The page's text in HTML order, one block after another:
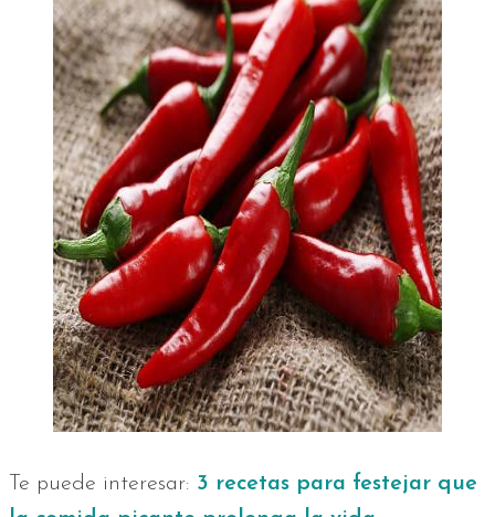
Te puede interesar: 3 recetas para festejar que